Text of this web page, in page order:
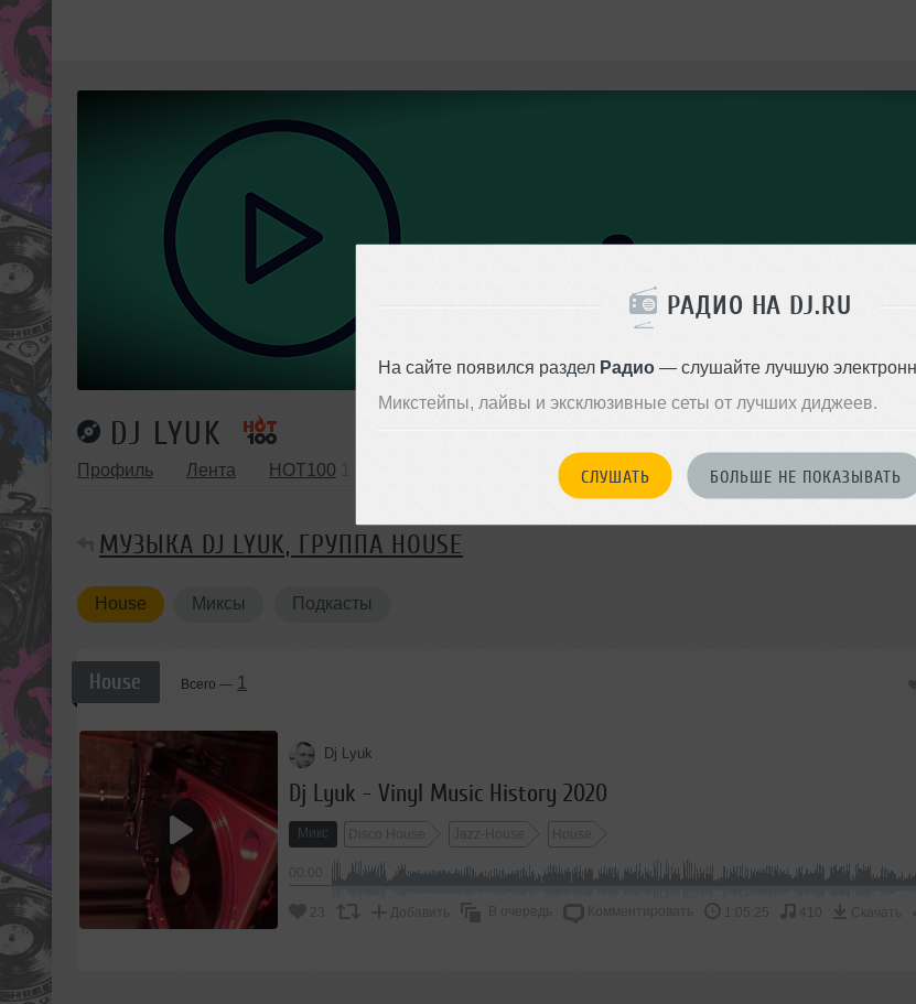
РАДИО НА DJ.RU
На сайте появился раздел Радио— слушайте лучшую
Микстейпы, лайвы и эксклюзивные сеты от лучших диджеев.
СЛУШАТЬ БОЛЬШЕ НЕ ПОКАЗЫВАТЬ
DJ LYUK
Профиль Лента HOT100 Упоминания
МУЗЫКА DJ LYUK, ГРУППА HOUSE
House Миксы Подкасты
House Всего — 1
Dj Lyuk
Dj Lyuk - Vinyl Music History 2020
Микс Disco House Jazz-House House
23 Добавить В очередь Комментировать 1:05:25 Скачать